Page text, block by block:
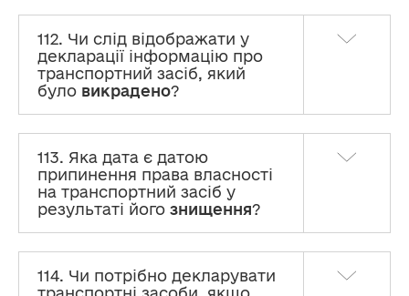
112. Чи слід відображати у
декларації інформацію про
транспортний засіб, який
було викрадено?
113. Яка дата є датою
припинення права власності
на транспортний засіб у
результаті його знищення?
114. Чи потрібно декларувати
транспортні засоби, якщо